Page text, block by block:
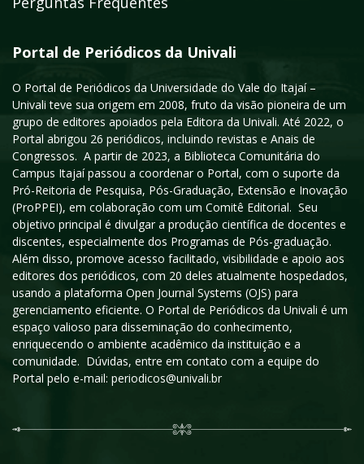
Portal de Periódicos da Univali
O Portal de Periódicos da Universidade do Vale do Itajaí –
Univali teve sua origem em 2008, fruto da visão pioneira de um
grupo de editores apoiados pela Editora da Univali. Até 2022, o
Portal abrigou 26 periódicos, incluindo revistas e Anais de
Congressos. A partir de 2023, a Biblioteca Comunitária do
Campus Itajaí passou a coordenar o Portal, com o suporte da
Pró-Reitoria de Pesquisa, Pós-Graduação, Extensão e Inovação
(ProPPEI), em colaboração com um Comitê Editorial. Seu
objetivo principal é divulgar a produção científica de docentes e
discentes, especialmente dos Programas de Pós-graduação.
Além disso, promove acesso facilitado, visibilidade e apoio aos
editores dos periódicos, com 20 deles atualmente hospedados,
usando a plataforma Open Journal Systems (OJS) para
gerenciamento eficiente. O Portal de Periódicos da Univali é um
espaço valioso para disseminação do conhecimento,
enriquecendo o ambiente acadêmico da instituição e a
comunidade. Dúvidas, entre em contato com a equipe do
Portal pelo e-mail: periodicos@univali.br